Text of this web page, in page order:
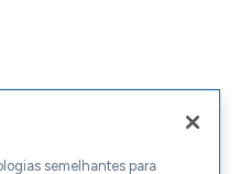
semelhantes para